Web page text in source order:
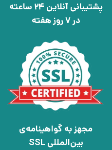
پشتیبانی آنلاین 24 ساعته
در 7 روز هفته
مجهز به گواهینامه‌ی
بین‌المللی SSL